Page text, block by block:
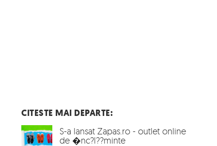
CITESTE MAI DEPARTE:
S-a lansat Zapas.ro - outlet online
de �nc?l??minte